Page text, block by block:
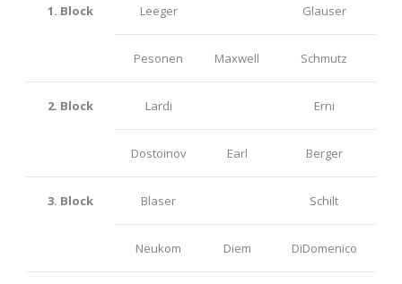
1. Block Leeger Glauser
Pesonen Maxwell Schmutz
2. Block Lardi Erni
Dostoinov Earl Berger
3. Block Blaser Schilt
Neukom Diem DiDomenico